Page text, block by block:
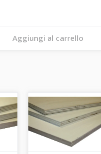
Aggiungi al carrello